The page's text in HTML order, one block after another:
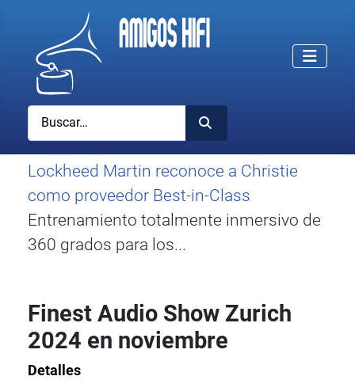
Buscar
Lockheed Martin reconoce a Christie
como proveedor Best-in-Class
Entrenamiento totalmente inmersivo de
360 grados para los...
Finest Audio Show Zurich
2024 en noviembre
Detalles